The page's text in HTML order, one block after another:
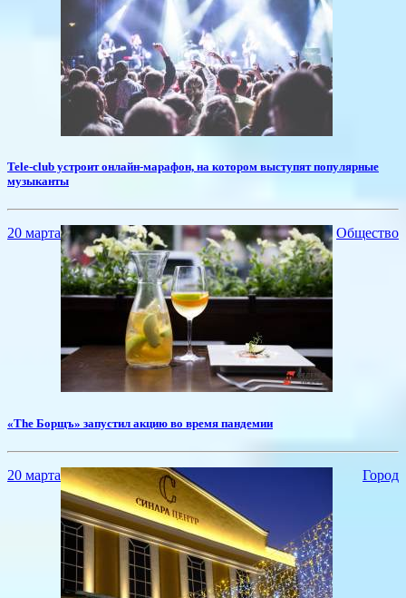
Tele-club устроит онлайн-марафон, на котором выступят популярные
музыканты
20 марта Общество
«The Борщъ» запустил акцию во время пандемии
20 марта Город